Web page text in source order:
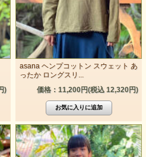
)
asana ヘンプコットン スウェット あ
ったか ロングスリ...
価格：11,200円(税込 12,320円)